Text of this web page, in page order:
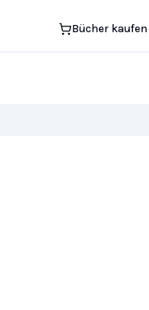
Bücher kaufen